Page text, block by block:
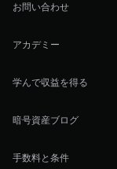
お問い合わせ
アカデミー
学んで収益を得る
暗号資産ブログ
手数料と条件